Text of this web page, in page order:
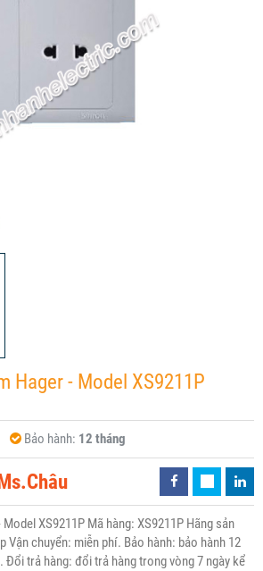
Hager - Model XS9211P
Bảo hành: 12 tháng
XS9211P Mã hàng: XS9211P Hãng sản
Vận chuyển: miễn phí. Bảo hành: bảo hành 12
Đổi trả hàng: đổi trả hàng trong vòng 7 ngày kể